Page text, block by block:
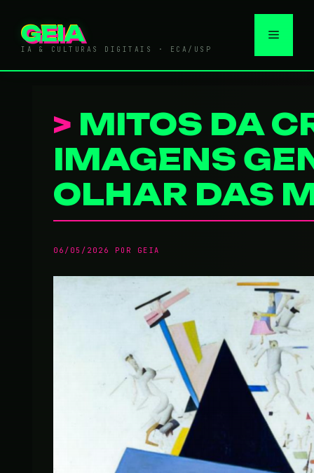
conteúdo
GEIA
IA & CULTURAS DIGITAIS · ECA/USP
Menu
MITOS DA
IMAGENS
OLHAR DAS
06/05/2026 POR GEIA